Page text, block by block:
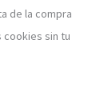
de la compra
cookies sin tu